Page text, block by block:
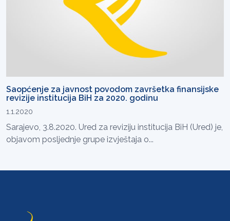
Saopćenje za javnost povodom završetka finansijske
revizije institucija BiH za 2020. godinu
1.1.2020
Sarajevo, 3.8.2020. Ured za reviziju institucija BiH (Ured) je,
objavom posljednje grupe izvještaja o...